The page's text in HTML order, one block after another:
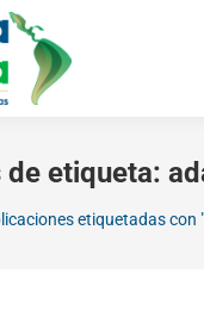
etiqueta:
etiquetadas con